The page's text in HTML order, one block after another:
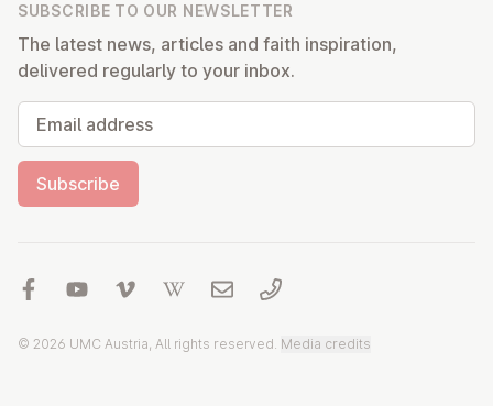
SUBSCRIBE TO OUR NEWSLETTER
The latest news, articles and faith inspiration,
delivered regularly to your inbox.
Email address
Subscribe
© 2026 UMC Austria, All rights reserved. Media credits